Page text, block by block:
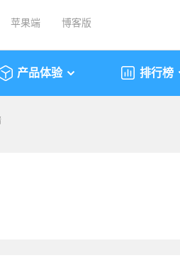
苹果端 博客版
产品体验 排行榜